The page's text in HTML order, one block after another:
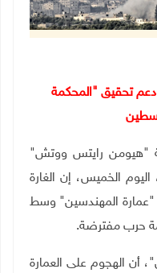
تحقيق "المحكمة
منظمة "هيومن رايتس ووتش"
اليوم الخميس، إن الغارة
"عمارة المهندسين" وسط
" ، أن الهجوم على العمارة